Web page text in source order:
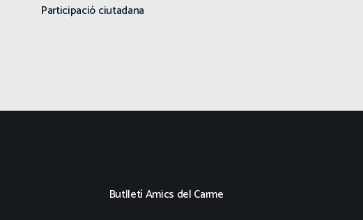
Participació ciutadana
Butlletí Amics del Carme